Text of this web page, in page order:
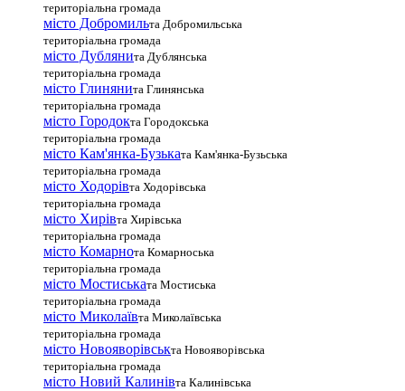
територіальна громада
місто Добромильта Добромильська
територіальна громада
місто Дублянита Дублянська
територіальна громада
місто Глинянита Глинянська
територіальна громада
місто Городокта Городокська
територіальна громада
місто Кам'янка-Бузьката Кам'янка-Бузьська
територіальна громада
місто Ходорівта Ходорівська
територіальна громада
місто Хирівта Хирівська
територіальна громада
місто Комарнота Комарноська
територіальна громада
місто Мостиськата Мостиська
територіальна громада
місто Миколаївта Миколаївська
територіальна громада
місто Новояворівськта Новояворівська
територіальна громада
місто Новий Калинівта Калинівська